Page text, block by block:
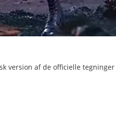
version af de officielle tegninger